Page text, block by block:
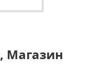
Магазин